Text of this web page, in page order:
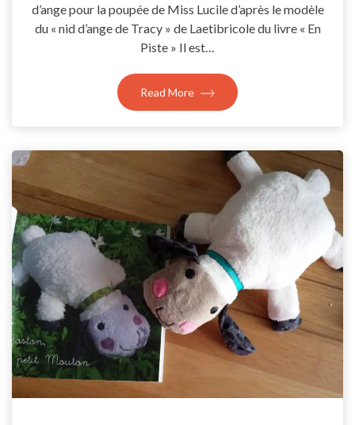
d’ange pour la poupée de Miss Lucile d’après le modèle
du « nid d’ange de Tracy » de Laetibricole du livre « En
Piste » Il est…
Read More